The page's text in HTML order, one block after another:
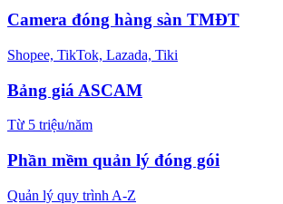
Camera đóng hàng sàn TMĐT
Shopee, TikTok, Lazada, Tiki
Bảng giá ASCAM
Từ 5 triệu/năm
Phần mềm quản lý đóng gói
Quản lý quy trình A-Z